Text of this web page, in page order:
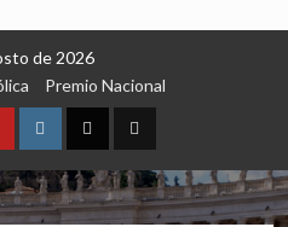
de 2026
Premio Nacional
Instagram
X TikTok